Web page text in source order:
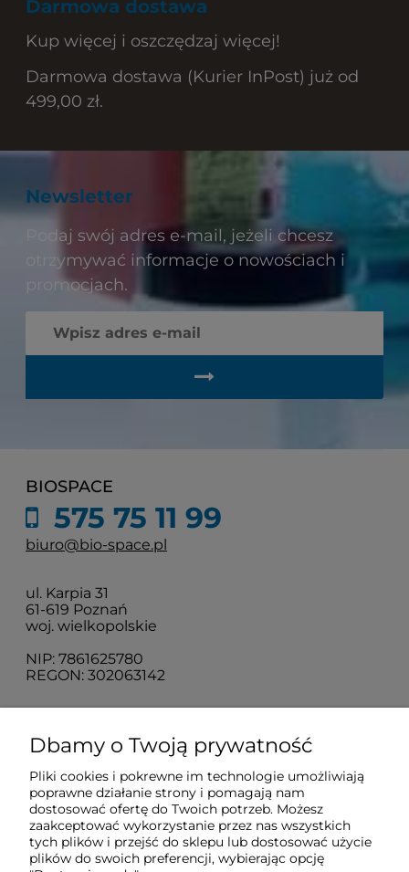
Darmowa dostawa
Kup więcej i oszczędzaj więcej!
Darmowa dostawa (Kurier InPost) już od
499,00 zł.
Newsletter
Podaj swój adres e-mail, jeżeli chcesz
otrzymywać informacje o nowościach i
promocjach.
BIOSPACE
575 75 11 99
biuro@bio-space.pl
ul. Karpia 31
61-619 Poznań
woj. wielkopolskie
NIP: 7861625780
REGON: 302063142
O nas
Obsługa klienta
Pomoc
Dbamy o Twoją prywatność
Pliki cookies i pokrewne im technologie umożliwiają
poprawne działanie strony i pomagają nam
dostosować ofertę do Twoich potrzeb. Możesz
zaakceptować wykorzystanie przez nas wszystkich
tych plików i przejść do sklepu lub dostosować użycie
plików do swoich preferencji, wybierając opcję